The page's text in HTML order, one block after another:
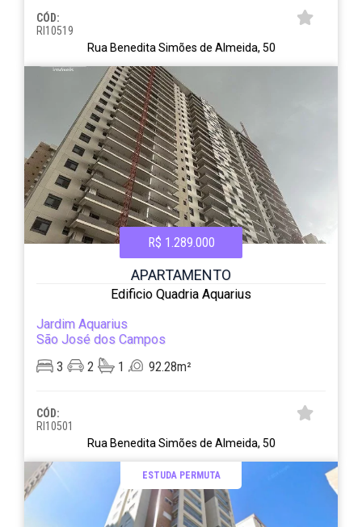
CÓD:
RI10519
Rua Benedita Simões de Almeida, 50
R$ 1.289.000
APARTAMENTO
Edificio Quadria Aquarius
Jardim Aquarius
São José dos Campos
3
2 1 92.28m²
CÓD:
RI10501
Rua Benedita Simões de Almeida, 50
ESTUDA PERMUTA